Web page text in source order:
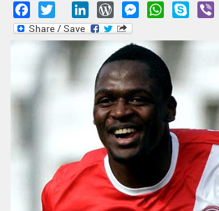
Facebook
Twitter LinkedInWordPressMessengerWhatsApp
Skype